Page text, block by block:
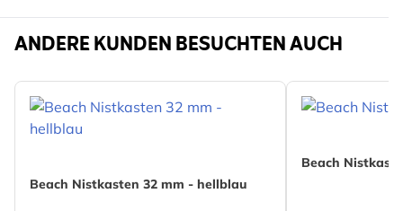
VOGELPFLEGE
gleichermaßen durchdacht. Ein stabiler Metallhänger
sorgt für sicheren Halt, während die seitlich zu
öffnende Klappe die Reinigung zwischen den
Brutsaisons schnell und unkompliziert macht.
Integrierte Ablauflöcher halten das Innere trocken,
Artikelnr. 900400119
Breite 150 mm
Länge 210 mm
ANDERE KUNDEN BESUCHTEN AUCH
Beach Nistkasten 32 mm - hellblau
Beach